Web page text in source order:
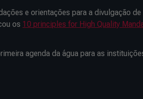
e orientações para a divulgação de
os 10 principles for High Quality
agenda da água para as